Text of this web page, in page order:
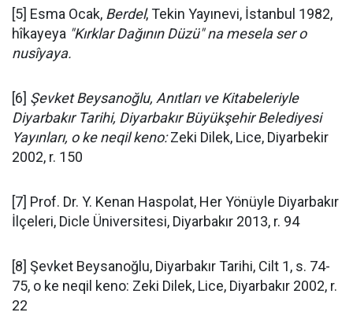
[5] Esma Ocak, Berdel, Tekin Yayınevi, İstanbul 1982,
hîkayeya "Kırklar Dağının Düzü" na mesela ser o
nusîyaya.
[6] Şevket Beysanoğlu, Anıtları ve Kitabeleriyle
Diyarbakır Tarihi, Diyarbakır Büyükşehir Belediyesi
Yayınları, o ke neqil keno:Zeki Dilek, Lice, Diyarbekir
2002, r. 150
[7] Prof. Dr. Y. Kenan Haspolat, Her Yönüyle Diyarbakır
İlçeleri, Dicle Üniversitesi, Diyarbakır 2013, r. 94
[8] Şevket Beysanoğlu, Diyarbakır Tarihi, Cilt 1, s. 74-
75, o ke neqil keno: Zeki Dilek, Lice, Diyarbakır 2002, r.
22